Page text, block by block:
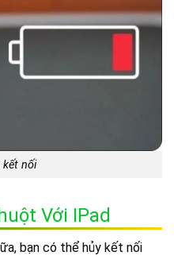
kết nối
Với IPad
bạn có thể hủy kết nối